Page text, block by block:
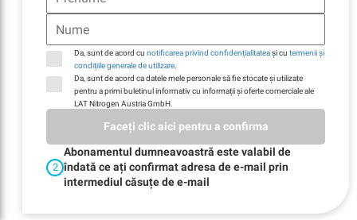
Da, sunt de acord cu notificarea privind confidențialitateași cu termenii și
condițiile generale de utilizare
Da, sunt de acord ca datele mele personale să fie stocate și utilizate
pentru a primi buletinul informativ cu informații și oferte comerciale ale
LAT Nitrogen Austria GmbH.
Faceți clic aici pentru a confirma
2
Abonamentul dumneavoastră este valabil de
îndată ce ați confirmat adresa de e-mail prin
intermediul căsuțe de e-mail
NAVIGARE
Locații
Contacte
E-Billing
Durabilitate
Companie